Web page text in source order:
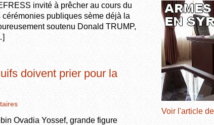
invité à prêcher au cours du
publiques sème déjà la
soutenu Donald TRUMP,
doivent prier pour la
Ovadia Yossef, grande figure
Voir l'article